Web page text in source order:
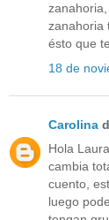
zanahoria
ésto que
18 de
Carolina
Hola
cambia
cuento,
luego